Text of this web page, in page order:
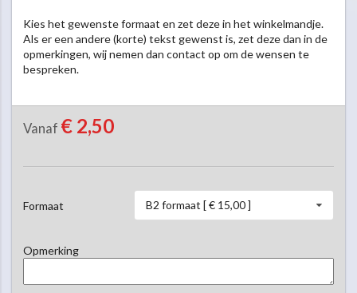
Kies het gewenste formaat en zet deze in het winkelmandje.
Als er een andere (korte) tekst gewenst is, zet deze dan in de
opmerkingen, wij nemen dan contact op om de wensen te
bespreken.
Vanaf € 2,50
Formaat B2 formaat [ € 15,00 ]
Opmerking